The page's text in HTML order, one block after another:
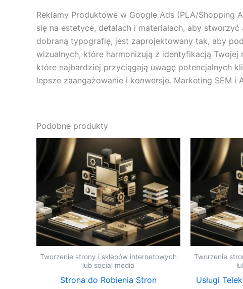
Reklamy Produktowe w Google Ads (PLA/Shopping
się na estetyce, detalach i materiałach, aby
dobraną typografię, jest zaprojektowany tak, aby
wizualnych, które harmonizują z identyfikacją
które najbardziej przyciągają uwagę potencjalnych
lepsze zaangażowanie i konwersje. Marketing SEM
Podobne produkty
Tworzenie strony i sklepów internetowych
lub social media
Strona do Robienia Stron
Tworzenie
Usługi